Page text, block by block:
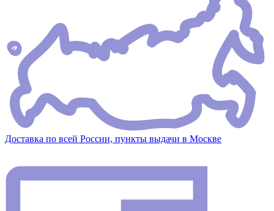
Доставка по всей России, пункты выдачи в Москве